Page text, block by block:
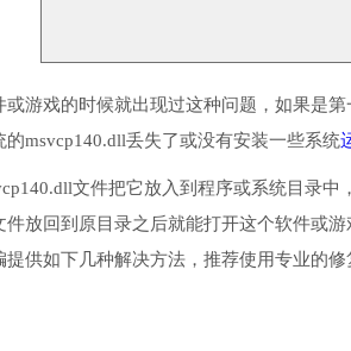
游戏的时候就出现过这种问题，如果是
msvcp140.dll丢失了或没有安装一些系统
文件把它放入到程序或系统目录
放回到原目录之后就能打开这个软件或
供如下几种解决方法，推荐使用专业的修